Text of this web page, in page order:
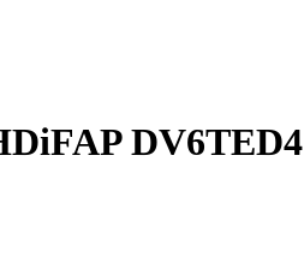
DV6TED4